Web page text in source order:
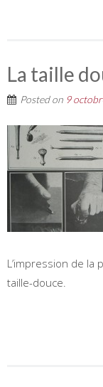
La taille
Posted on 9
L’impression de la
taille-douce.